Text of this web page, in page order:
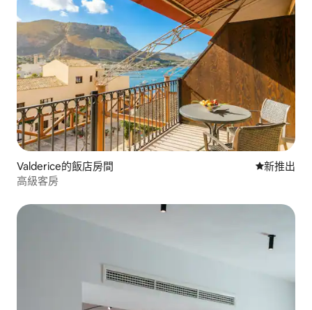
Valderice的飯店房間 新住處
新推出
高級客房